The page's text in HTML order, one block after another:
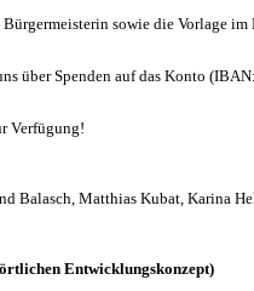
sowie die Vorlage im
über Spenden auf das Konto
Verfügung!
Balasch, Matthias Kubat, Karina
Entwicklungskonzept)